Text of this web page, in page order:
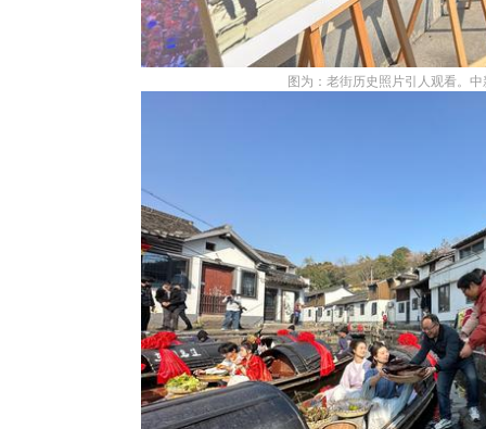
图为：老街历史照片引人观看。